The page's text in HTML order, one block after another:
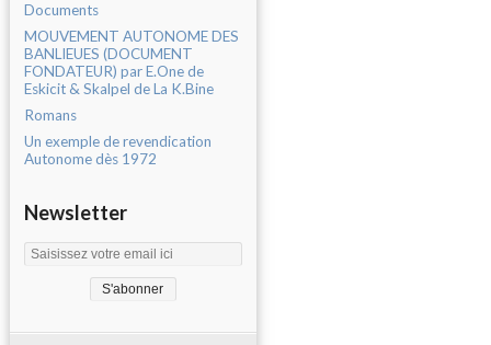
Documents
MOUVEMENT AUTONOME DES
BANLIEUES (DOCUMENT
FONDATEUR) par E.One de
Eskicit & Skalpel de La K.Bine
Romans
Un exemple de revendication
Autonome dès 1972
Newsletter